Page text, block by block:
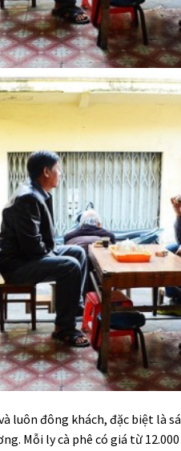
luôn đông khách, đặc biệt là
Mỗi ly cà phê có giá từ